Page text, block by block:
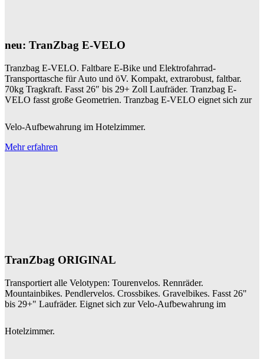
neu: TranZbag E-VELO
Tranzbag E-VELO. Faltbare E-Bike und Elektrofahrrad-
Transporttasche für Auto und öV. Kompakt, extrarobust, faltbar.
70kg Tragkraft. Fasst 26″ bis 29+ Zoll Laufräder. Tranzbag E-
VELO fasst große Geometrien. Tranzbag E-VELO eignet sich zur
Velo-Aufbewahrung im Hotelzimmer.
Mehr erfahren
TranZbag ORIGINAL
Transportiert alle Velotypen: Tourenvelos. Rennräder.
Mountainbikes. Pendlervelos. Crossbikes. Gravelbikes. Fasst 26"
bis 29+" Laufräder. Eignet sich zur Velo-Aufbewahrung im
Hotelzimmer.